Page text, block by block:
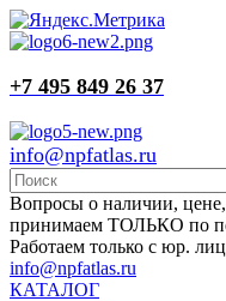
+7 495 849 26 37
info@npfatlas.ru
Вопросы о наличии, цене,
принимаем ТОЛЬКО по
Работаем только с юр.
info@npfatlas.ru
КАТАЛОГ